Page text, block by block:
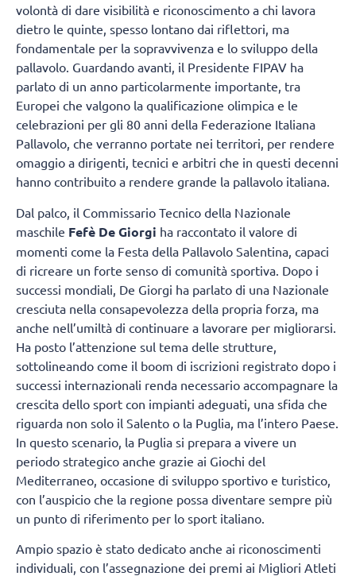
volontà di dare visibilità e riconoscimento a chi lavora
dietro le quinte, spesso lontano dai riflettori, ma
fondamentale per la sopravvivenza e lo sviluppo della
pallavolo. Guardando avanti, il Presidente FIPAV ha
parlato di un anno particolarmente importante, tra
Europei che valgono la qualificazione olimpica e le
celebrazioni per gli 80 anni della Federazione Italiana
Pallavolo, che verranno portate nei territori, per rendere
omaggio a dirigenti, tecnici e arbitri che in questi decenni
hanno contribuito a rendere grande la pallavolo italiana.
Dal palco, il Commissario Tecnico della Nazionale
maschile Fefè De Giorgi ha raccontato il valore di
momenti come la Festa della Pallavolo Salentina, capaci
di ricreare un forte senso di comunità sportiva. Dopo i
successi mondiali, De Giorgi ha parlato di una Nazionale
cresciuta nella consapevolezza della propria forza, ma
anche nell’umiltà di continuare a lavorare per migliorarsi.
Ha posto l’attenzione sul tema delle strutture,
sottolineando come il boom di iscrizioni registrato dopo i
successi internazionali renda necessario accompagnare la
crescita dello sport con impianti adeguati, una sfida che
riguarda non solo il Salento o la Puglia, ma l’intero Paese.
In questo scenario, la Puglia si prepara a vivere un
periodo strategico anche grazie ai Giochi del
Mediterraneo, occasione di sviluppo sportivo e turistico,
con l’auspicio che la regione possa diventare sempre più
un punto di riferimento per lo sport italiano.
Ampio spazio è stato dedicato anche ai riconoscimenti
individuali, con l’assegnazione dei premi ai Migliori Atleti